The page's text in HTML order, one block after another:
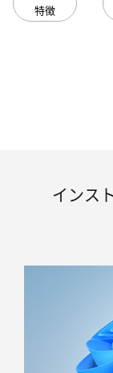
特徴
インス